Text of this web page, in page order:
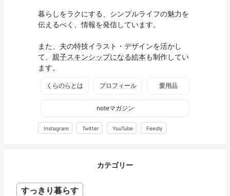
暮らしをラクにする、シンプルライフの魅力を
伝えるべく、情報を発信しています。
また、夫の特技イラスト・デザインを活かし
て、 親子スキンシップになる絵本も制作してい
ます。
くらのらとは プロフィール 愛用品
noteマガジン
Instagram Twitter YouTube Feedly
カテゴリー
すっきり暮らす